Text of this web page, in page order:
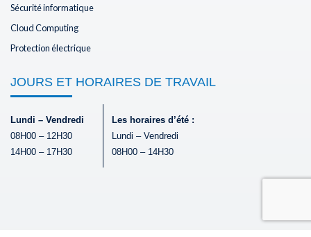
Sécurité informatique
Cloud Computing
Protection électrique
JOURS ET HORAIRES DE TRAVAIL
Lundi – Vendredi
08H00 – 12H30
14H00 – 17H30
Les horaires d’été :
Lundi – Vendredi
08H00 – 14H30